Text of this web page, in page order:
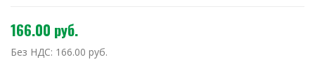
166.00 руб.
Без НДС: 166.00 руб.